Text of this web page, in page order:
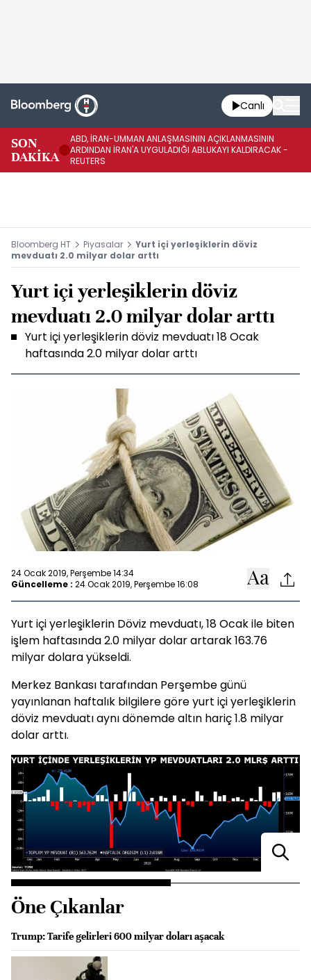
Canlı
SON
DAKİKA
ABD, İRAN-UMMAN ANLAŞMASININ AÇIKLANMASININ
ARDINDAN İRAN'A UYGULADIĞI ABLUKAYI KALDIRACAK -
REUTERS
Bloomberg HT Piyasalar
Yurt içi yerleşiklerin döviz
mevduatı 2.0 milyar dolar arttı
Yurt içi yerleşiklerin döviz
mevduatı 2.0 milyar dolar arttı
Yurt içi yerleşiklerin döviz mevduatı 18 Ocak
haftasında 2.0 milyar dolar arttı
24 Ocak 2019, Perşembe 14:34
Güncelleme : 24 Ocak 2019, Perşembe 16:08
Yurt içi yerleşiklerin Döviz mevduatı, 18 Ocak ile biten
işlem haftasında 2.0 milyar dolar artarak 163.76
milyar dolara yükseldi.
Merkez Bankası tarafından Perşembe günü
yayınlanan haftalık bilgilere göre yurt içi yerleşiklerin
döviz mevduatı aynı dönemde altın hariç 1.8 milyar
dolar arttı.
Öne Çıkanlar
Trump: Tarife gelirleri 600 milyar doları aşacak